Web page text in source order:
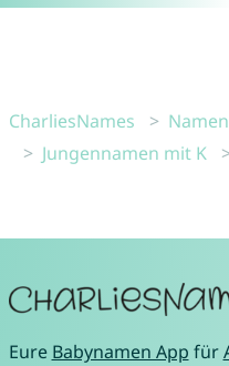
CharliesNames Namen
Jungennamen mit K
Eure Babynamen App für